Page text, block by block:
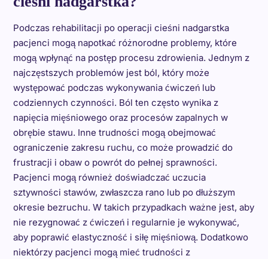
Podczas rehabilitacji po operacji cieśni nadgarstka
pacjenci mogą napotkać różnorodne problemy, które
mogą wpłynąć na postęp procesu zdrowienia. Jednym z
najczęstszych problemów jest ból, który może
występować podczas wykonywania ćwiczeń lub
codziennych czynności. Ból ten często wynika z
napięcia mięśniowego oraz procesów zapalnych w
obrębie stawu. Inne trudności mogą obejmować
ograniczenie zakresu ruchu, co może prowadzić do
frustracji i obaw o powrót do pełnej sprawności.
Pacjenci mogą również doświadczać uczucia
sztywności stawów, zwłaszcza rano lub po dłuższym
okresie bezruchu. W takich przypadkach ważne jest, aby
nie rezygnować z ćwiczeń i regularnie je wykonywać,
aby poprawić elastyczność i siłę mięśniową. Dodatkowo
niektórzy pacjenci mogą mieć trudności z